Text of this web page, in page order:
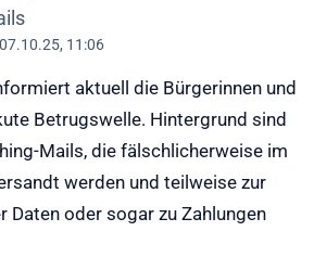
07.10.25, 11:06
aktuell die Bürgerinnen und
Betrugswelle. Hintergrund sind
Mails, die fälschlicherweise im
werden und teilweise zur
Daten oder sogar zu Zahlungen